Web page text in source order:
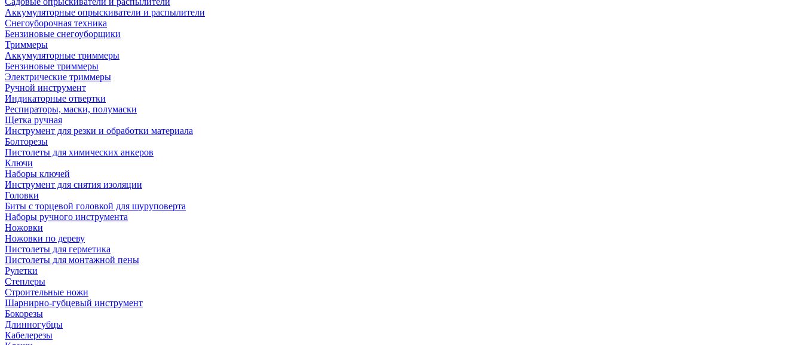
Аккумуляторные опрыскиватели и распылители
Снегоуборочная техника
Бензиновые снегоуборщики
Триммеры
Аккумуляторные триммеры
Бензиновые триммеры
Электрические триммеры
Ручной инструмент
Индикаторные отвертки
Респираторы, маски, полумаски
Щетка ручная
Инструмент для резки и обработки материала
Болторезы
Пистолеты для химических анкеров
Ключи
Наборы ключей
Инструмент для снятия изоляции
Головки
Биты с торцевой головкой для шуруповерта
Наборы ручного инструмента
Ножовки
Ножовки по дереву
Пистолеты для герметика
Пистолеты для монтажной пены
Рулетки
Степлеры
Строительные ножи
Шарнирно-губцевый инструмент
Бокорезы
Длинногубцы
Кабелерезы